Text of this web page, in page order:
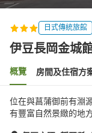
日式傳統旅館
伊豆長岡金城
概覽 房間及住宿方
位在與菖蒲御前有淵
有豐富自然景緻的地